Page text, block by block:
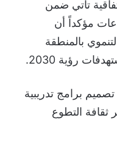
تأتي ضمن
مؤكداً أن
بالمنطقة
رؤية 2030.
برامج تدريبية
ثقافة التطوع